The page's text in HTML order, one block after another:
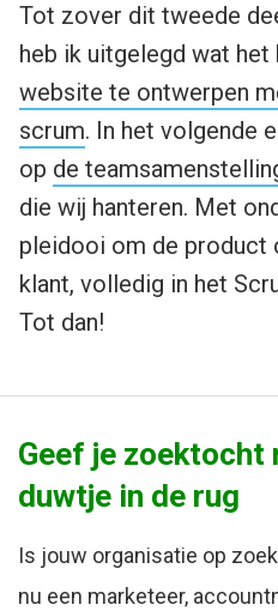
Tot zover dit tweede
heb ik uitgelegd wat het
website te ontwerpen
scrum. In het volgende
op de
die wij hanteren. Met
pleidooi om de product
klant, volledig in het
Tot dan!
Geef je zoektocht
duwtje in de rug
Is jouw organisatie op
nu een marketeer,